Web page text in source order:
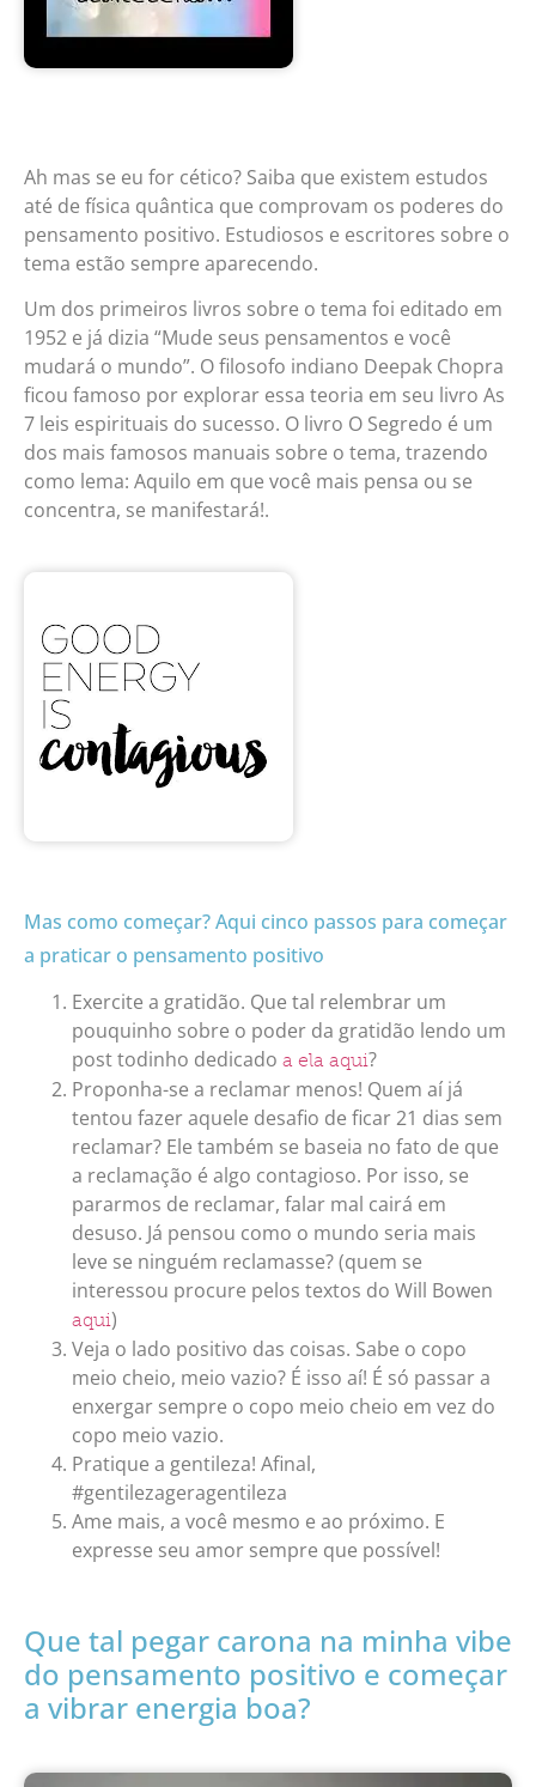
Ah mas se eu for cético? Saiba que existem estudos
até de física quântica que comprovam os poderes do
pensamento positivo. Estudiosos e escritores sobre o
tema estão sempre aparecendo.
Um dos primeiros livros sobre o tema foi editado em
1952 e já dizia “Mude seus pensamentos e você
mudará o mundo”. O filosofo indiano Deepak Chopra
ficou famoso por explorar essa teoria em seu livro As
7 leis espirituais do sucesso. O livro O Segredo é um
dos mais famosos manuais sobre o tema, trazendo
como lema: Aquilo em que você mais pensa ou se
concentra, se manifestará!.
Mas como começar? Aqui cinco passos para começar
a praticar o pensamento positivo
Exercite a gratidão. Que tal relembrar um
pouquinho sobre o poder da gratidão lendo um
post todinho dedicado a ela aqui?
Proponha-se a reclamar menos! Quem aí já
tentou fazer aquele desafio de ficar 21 dias sem
reclamar? Ele também se baseia no fato de que
a reclamação é algo contagioso. Por isso, se
pararmos de reclamar, falar mal cairá em
desuso. Já pensou como o mundo seria mais
leve se ninguém reclamasse? (quem se
interessou procure pelos textos do Will Bowen
aqui)
Veja o lado positivo das coisas. Sabe o copo
meio cheio, meio vazio? É isso aí! É só passar a
enxergar sempre o copo meio cheio em vez do
copo meio vazio.
Pratique a gentileza! Afinal,
#gentilezageragentileza
Ame mais, a você mesmo e ao próximo. E
expresse seu amor sempre que possível!
Que tal pegar carona na minha vibe
do pensamento positivo e começar
a vibrar energia boa?